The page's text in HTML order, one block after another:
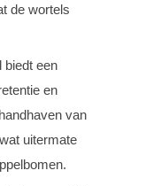
de wortels
biedt een
en
van
uitermate